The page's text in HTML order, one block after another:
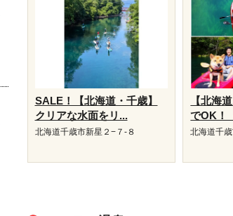
SALE！【北海道・千歳】
クリアな水面をリ...
北海道千歳市新星２−７-８
【北海
でOK！
北海道千